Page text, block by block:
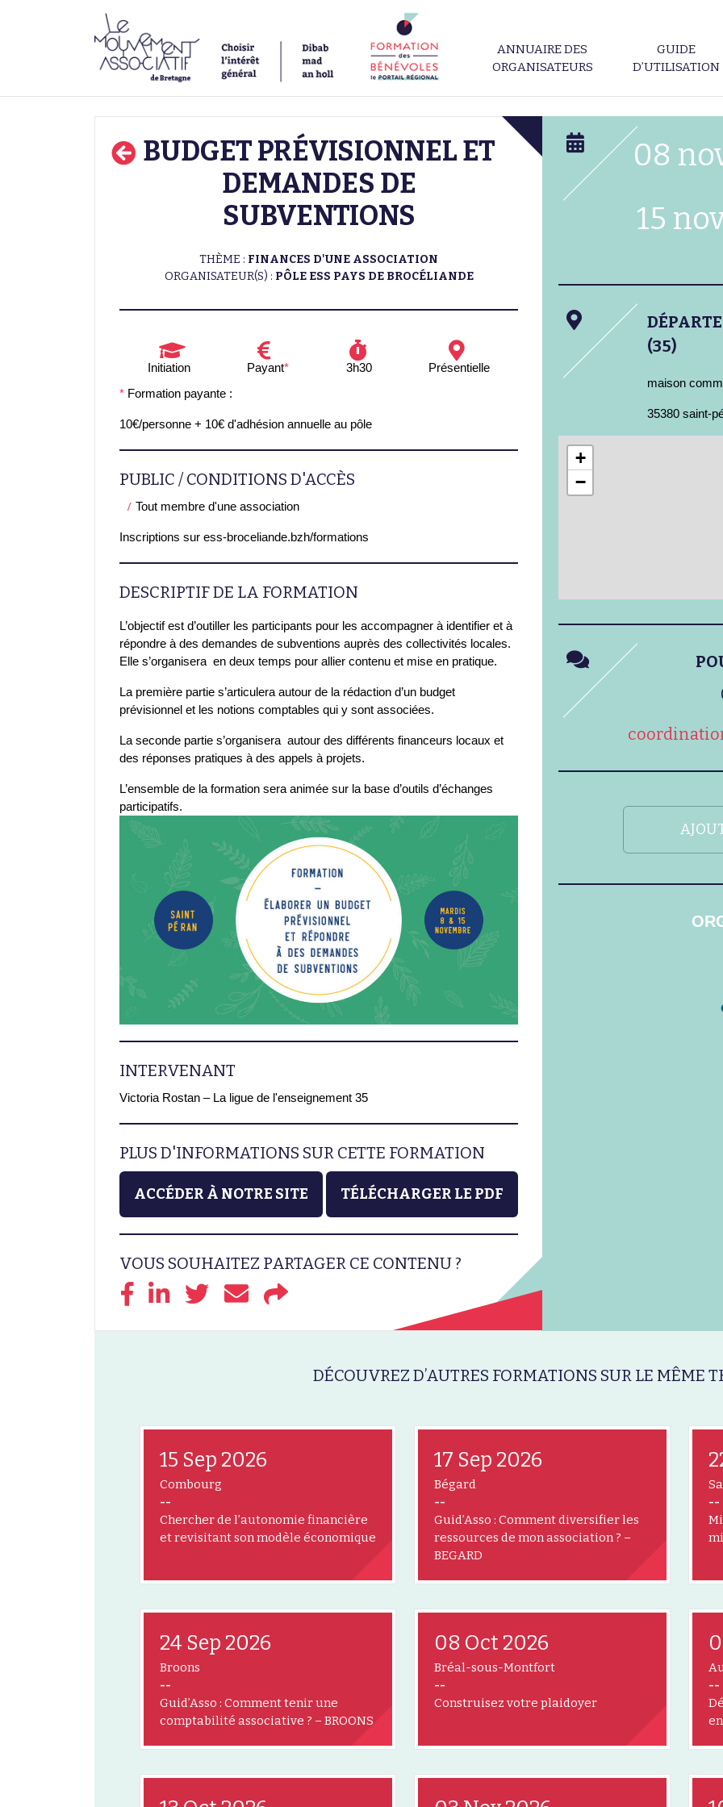
ANNUAIRE DES
ORGANISATEURS
GUIDE
D’UTILISATION
BUDGET PRÉVISIONNEL ET
DEMANDES DE
SUBVENTIONS
THÈME : FINANCES D'UNE ASSOCIATION
ORGANISATEUR(S) : PÔLE ESS PAYS DE BROCÉLIANDE
Initiation Payant* 3h30
Présentielle
* Formation payante :
10€/personne + 10€ d'adhésion annuelle au pôle
PUBLIC / CONDITIONS D'ACCÈS
Tout membre d'une association
Inscriptions sur ess-broceliande.bzh/formations
DESCRIPTIF DE LA FORMATION
L’objectif est d’outiller les participants pour les accompagner à identifier et à
répondre à des demandes de subventions auprès des collectivités locales.
Elle s’organisera en deux temps pour allier contenu et mise en pratique.
La première partie s’articulera autour de la rédaction d’un budget
prévisionnel et les notions comptables qui y sont associées.
La seconde partie s’organisera autour des différents financeurs locaux et
des réponses pratiques à des appels à projets.
L’ensemble de la formation sera animée sur la base d’outils d’échanges
participatifs.
INTERVENANT
Victoria Rostan – La ligue de l'enseignement 35
PLUS D'INFORMATIONS SUR CETTE FORMATION
ACCÉDER À NOTRE SITE TÉLÉCHARGER LE PDF
VOUS SOUHAITEZ PARTAGER CE CONTENU ?
08
15
(35)
maison
35380 saint-
+
−
DÉCOUVREZ D’AUTRES FORMATIONS SUR LE MÊME
15 Sep 2026
Combourg
--
Chercher de l’autonomie financière
et revisitant son modèle économique
17 Sep 2026
Bégard
--
Guid’Asso : Comment diversifier les
ressources de mon association ? –
BEGARD
--
24 Sep 2026
Broons
--
Guid’Asso : Comment tenir une
comptabilité associative ? – BROONS
08 Oct 2026
Bréal-sous-Montfort
--
Construisez votre plaidoyer
--